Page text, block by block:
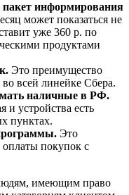
информирования
может показаться не
уже 360 р. по
продуктами
Это преимущество
во всей линейке Сбера.
наличные в РФ.
и устройства есть
пунктах.
Это
оплаты покупок с
имеющим право